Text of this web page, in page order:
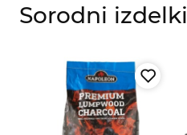
Sorodni izdelki